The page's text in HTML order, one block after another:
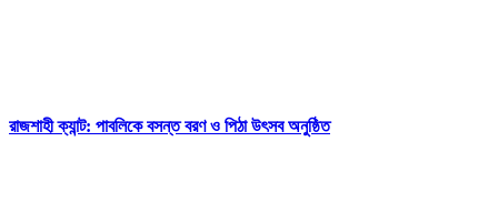
রাজশাহী ক্যান্ট: পাবলিকে বসন্ত বরণ ও পিঠা উৎসব অনুষ্ঠিত